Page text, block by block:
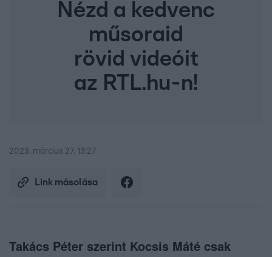
Nézd a kedvenc
műsoraid
rövid videóit
az RTL.hu-n!
2023. március 27. 13:27
Link másolása
Takács Péter szerint Kocsis Máté csak